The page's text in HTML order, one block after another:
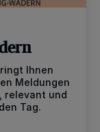
Ihnen
Meldungen
relevant und
Tag.